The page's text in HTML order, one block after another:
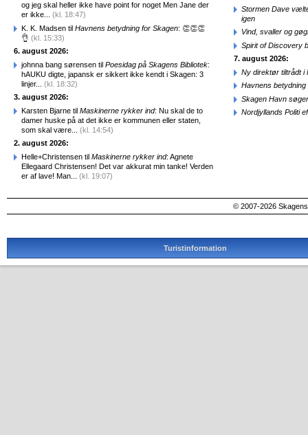
og jeg skal heller ikke have point for noget Men Jane der
er ikke... (kl. 18:47)
K. K. Madsen til Havnens betydning for Skagen: 👏👏👏
👌 (kl. 15:33)
6. august 2026:
johnna bang sørensen til Poesidag på Skagens Bibliotek:
hAUKU digte, japansk er sikkert ikke kendt i Skagen: 3
linjer... (kl. 18:32)
3. august 2026:
Karsten Bjarne til Maskinerne rykker ind: Nu skal de to
damer huske på at det ikke er kommunen eller staten,
som skal være... (kl. 14:54)
2. august 2026:
Helle+Christensen til Maskinerne rykker ind: Agnete
Ellegaard Christensen! Det var akkurat min tanke! Verden
er af lave! Man... (kl. 19:07)
Stormen Dave
igen
Vind, svaller og
Spirit of Discovery
7. august 2026:
Ny direktør tiltrådt i
Havnens betydning
Skagen Havn
Nordjyllands Politi
© 2007-2026
Turistinformation